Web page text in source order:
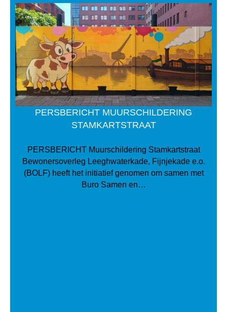
PERSBERICHT MUURSCHILDERING
STAMKARTSTRAAT
PERSBERICHT Muurschildering Stamkartstraat
Bewonersoverleg Leeghwaterkade, Fijnjekade e.o.
(BOLF) heeft het initiatief genomen om samen met
Buro Samen en…